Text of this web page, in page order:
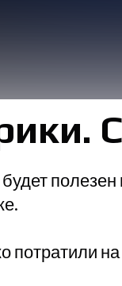
потратили